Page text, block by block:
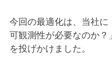
今回の最適化は、当社
可観測性が必要なのか
を投げかけました。